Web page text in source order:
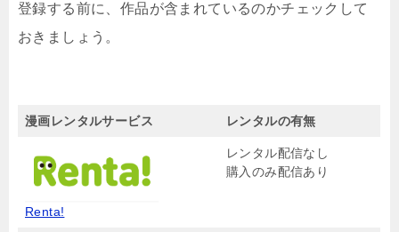
登録する前に、作品が含まれているのかチェックして
おきましょう。
漫画レンタルサービス レンタルの有無
Renta!
レンタル配信なし
購入のみ配信あり